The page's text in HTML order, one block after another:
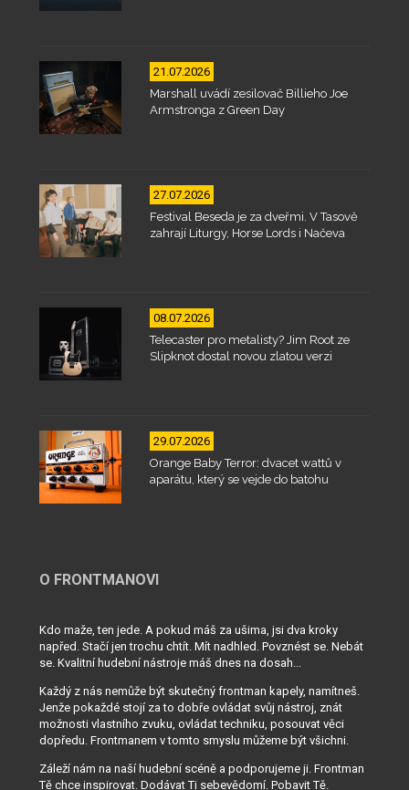
21.07.2026
Marshall uvádí zesilovač Billieho Joe
Armstronga z Green Day
27.07.2026
Festival Beseda je za dveřmi. V Tasově
zahrají Liturgy, Horse Lords i Načeva
08.07.2026
Telecaster pro metalisty? Jim Root ze
Slipknot dostal novou zlatou verzi
29.07.2026
Orange Baby Terror: dvacet wattů v
aparátu, který se vejde do batohu
O FRONTMANOVI
Kdo maže, ten jede. A pokud máš za ušima, jsi dva kroky
napřed. Stačí jen trochu chtít. Mít nadhled. Povznést se. Nebát
se. Kvalitní hudební nástroje máš dnes na dosah...
Každý z nás nemůže být skutečný frontman kapely, namítneš.
Jenže pokaždé stojí za to dobře ovládat svůj nástroj, znát
možnosti vlastního zvuku, ovládat techniku, posouvat věci
dopředu. Frontmanem v tomto smyslu můžeme být všichni.
Záleží nám na naší hudební scéně a podporujeme ji. Frontman
Tě chce inspirovat. Dodávat Ti sebevědomí. Pobavit Tě.